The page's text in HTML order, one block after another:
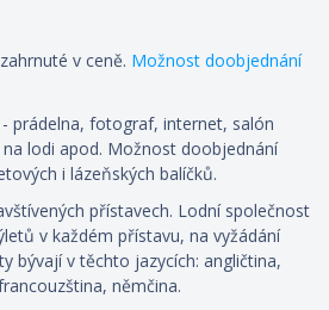
v ceně. Možnost doobjednání
prádelna, fotograf, internet, salón
lodi apod. Možnost doobjednání
i lázeňských balíčků.
přístavech. Lodní společnost
v každém přístavu, na vyžádání
bývají v těchto jazycích: angličtina,
němčina.